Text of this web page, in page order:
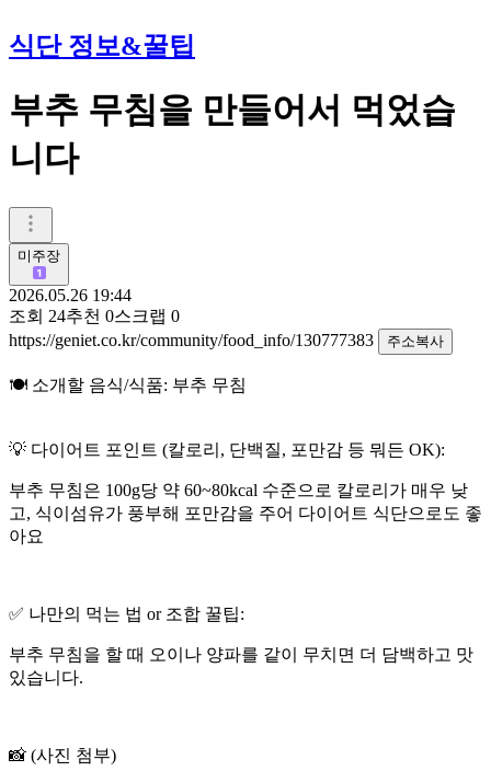
식단 정보&꿀팁
부추 무침을 만들어서 먹었습
니다
미주장
2026.05.26 19:44
조회 24추천 0스크랩 0
https://geniet.co.kr/community/food_info/130777383
주소복사
🍽️ 소개할 음식/식품: 부추 무침
💡 다이어트 포인트 (칼로리, 단백질, 포만감 등 뭐든 OK):
부추 무침은 100g당 약 60~80kcal 수준으로 칼로리가 매우 낮
고, 식이섬유가 풍부해 포만감을 주어 다이어트 식단으로도 좋
아요
✅ 나만의 먹는 법 or 조합 꿀팁:
부추 무침을 할 때 오이나 양파를 같이 무치면 더 담백하고 맛
있습니다.
📸 (사진 첨부)